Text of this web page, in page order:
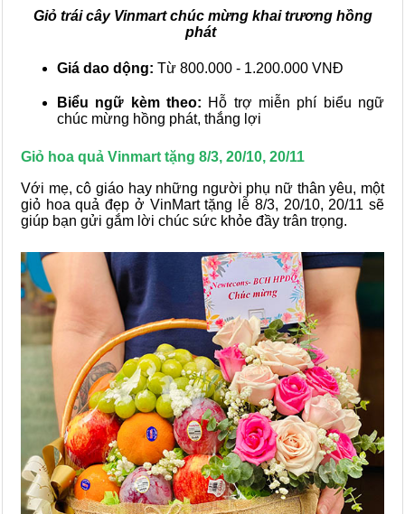
Giỏ trái cây Vinmart chúc mừng khai trương hồng
phát
Giá dao dộng: Từ 800.000 - 1.200.000 VNĐ
Biểu ngữ kèm theo: Hỗ trợ miễn phí biểu ngữ
chúc mừng hồng phát, thắng lợi
Giỏ hoa quả Vinmart tặng 8/3, 20/10, 20/11
Với mẹ, cô giáo hay những người phụ nữ thân yêu, một
giỏ hoa quả đẹp ở VinMart tặng lễ 8/3, 20/10, 20/11 sẽ
giúp bạn gửi gắm lời chúc sức khỏe đầy trân trọng.